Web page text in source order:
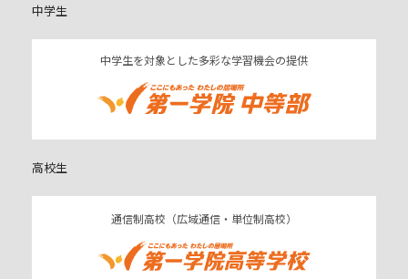
中学生
中学生を対象とした多彩な学習機会の提供
高校生
通信制高校（広域通信・単位制高校）